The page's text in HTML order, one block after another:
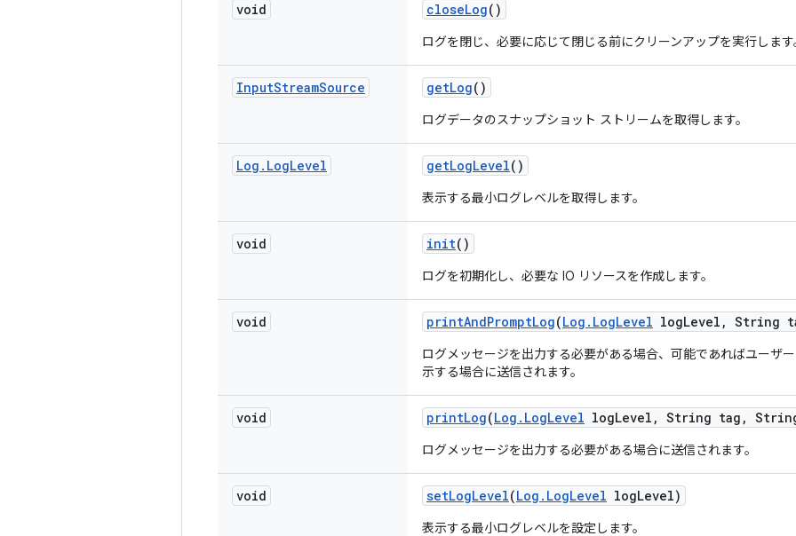
void closeLog()
ログを閉じ、必要に応じて閉じる前にクリーンアップを実行しま
InputStreamSource getLog()
ログデータのスナップショット ストリームを取得します。
Log . LogLevel getLogLevel()
表示する最小ログレベルを取得します。
void init()
ログを初期化し、必要な IO リソースを作成します。
void printAndPromptLog(Log . LogLevel logLevel , String
ログメッセージを出力する必要がある場合、可能であればユーザ
示する場合に送信されます。
void printLog(Log . LogLevel logLevel , String tag ,
ログメッセージを出力する必要がある場合に送信されます。
void setLogLevel(Log . LogLevel logLevel)
表示する最小ログレベルを設定します。